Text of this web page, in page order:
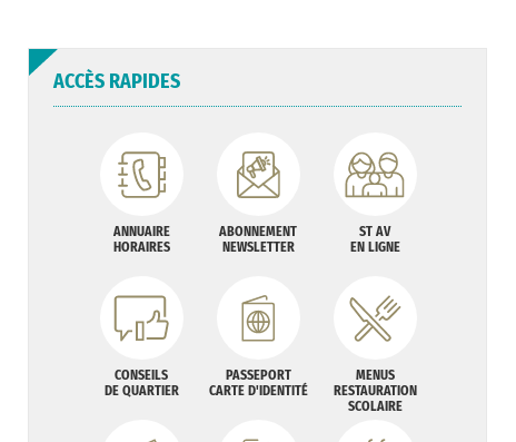
ACCÈS RAPIDES
ANNUAIRE
HORAIRES
ABONNEMENT
NEWSLETTER
ST AV
EN LIGNE
CONSEILS
DE QUARTIER
PASSEPORT
CARTE D'IDENTITÉ
MENUS
RESTAURATION
SCOLAIRE